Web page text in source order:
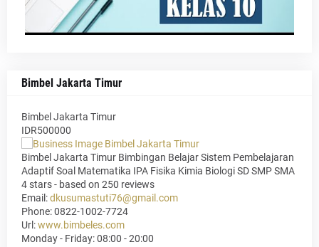
Bimbel Jakarta Timur
Bimbel Jakarta Timur
IDR500000
Bimbel Jakarta Timur Bimbingan Belajar Sistem Pembelajaran
Adaptif Soal Matematika IPA Fisika Kimia Biologi SD SMP SMA
4 stars - based on 250 reviews
Email:dkusumastuti76@gmail.com
Phone:0822-1002-7724
Url:www.bimbeles.com
Monday - Friday: 08:00 - 20:00